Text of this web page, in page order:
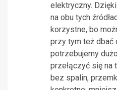
elektryczny.
na obu tych
korzystne, bo
przy tym też dbać
potrzebujemy
przełączyć się
bez spalin,